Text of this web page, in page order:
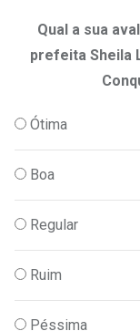
Pesquisa mostra:
18/05/2026
Qual a sua
prefeita Sheila
Ótima
Boa
Regular
Ruim
Péssima